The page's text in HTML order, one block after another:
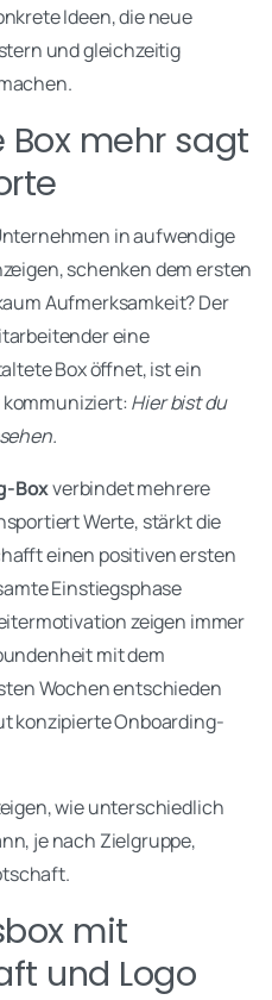
Ideen, die neue
und gleichzeitig
mehr sagt
in aufwendige
schenken dem ersten
Aufmerksamkeit? Der
eine
Box öffnet, ist ein
kommuniziert:Hier bist du
Boxverbindet mehrere
Werte, stärkt die
einen positiven ersten
Einstiegsphase
zeigen immer
mit dem
Wochen entschieden
konzipierte Onboarding-
wie unterschiedlich
je nach Zielgruppe,
mit
und Logo